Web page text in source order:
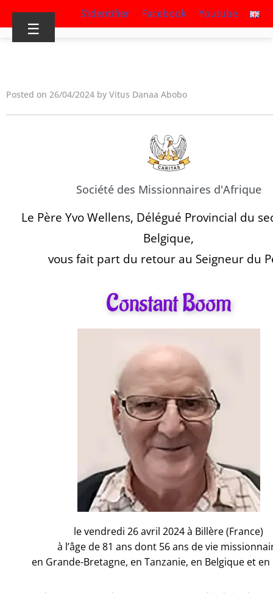
S’identifier Facebook Youtube
☰
Posted on 26/04/2024 by Vitus Danaa Abobo
Société des Missionnaires d'Afrique
Le Père Yvo Wellens, Délégué Provincial du
Belgique,
vous fait part du retour au Seigneur du
Constant Boom
le vendredi 26 avril 2024 à Billère (France)
à l’âge de 81 ans dont 56 ans de vie
en Grande-Bretagne, en Tanzanie, en Belgique et en